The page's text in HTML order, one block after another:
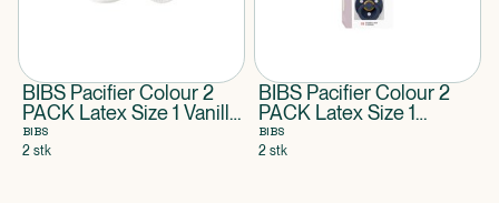
BIBS Pacifier Colour 2
PACK Latex Size 1 Vanilla
GLOW/Dark Oak GLOW
BIBS
2 stk
BIBS Pacifier Colour 2
PACK Latex Size 1
Luna/Deep space
BIBS
2 stk